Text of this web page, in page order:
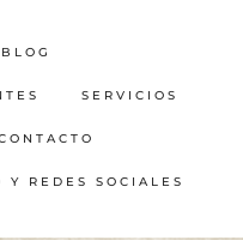
BLOG
SERVICIOS
REDES SOCIALES